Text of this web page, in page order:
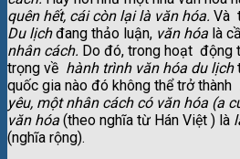
quên hết, cái còn lại là văn hóa. Và
Du lịchđang thảo luận, văn hóa là
nhân cách. Do đó, trong hoạt động
trọng về hành trình văn hóa du lịch
quốc gia nào đó không thể trở thành
yêu, một nhân cách có văn hóa (a
văn hóa (theo nghĩa từ Hán Việt ) là
(nghĩa rộng).